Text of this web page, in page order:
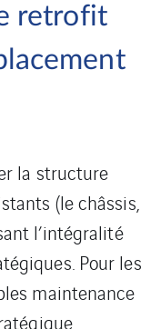
retrofit
la structure
(le châssis,
l’intégralité
Pour les
maintenance